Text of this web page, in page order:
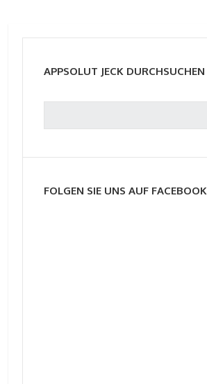
APPSOLUT JECK DURCHSUCHEN
FOLGEN SIE UNS AUF FACEBOOK